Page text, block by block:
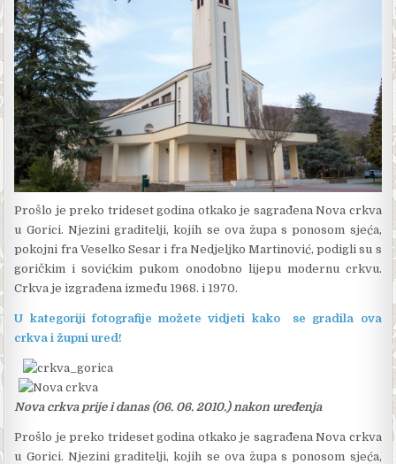
Prošlo je preko trideset godina otkako je sagrađena Nova crkva
u Gorici. Njezini graditelji, kojih se ova župa s ponosom sjeća,
poko­jni fra Veselko Sesar i fra Nedjeljko Martinović, podigli su s
goričkim i sovićkim pukom onodobno lijepu modernu crkvu.
Crkva je izgrađena između 1968. i 1970.
U kategoriji fotografije možete vidjeti kako se gradila ova
crkva i župni ured!
Nova crkva prije i danas (06. 06. 2010.) nakon uređenja
Prošlo je preko trideset godina otkako je sagrađena Nova crkva
u Gorici. Njezini graditelji, kojih se ova župa s ponosom sjeća,